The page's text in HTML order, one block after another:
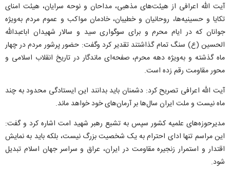
آیت الله اعرافی از هیئت‌های مذهبی، مداحان و نوحه سرایان، هیئت امنای
تکایا و حسینیه‌ها، روحانیان و خطیبان، خادمان مواکب و عموم مردم به‌ویژه
جوانان که در ایام محرم و برای سوگواری سید و سالار شهیدان اباعبدالله
الحسین (ع) سنگ تمام گذاشتند تقدیر کرد وگفت: حضور پرشور مردم در چهار
ماه گذشته و به‌ویژه دهه محرم، صفحه‌ای ماندگار در تاریخ انقلاب اسلامی و
محور مقاومت رقم زده است.
آیت الله اعرافی تصریح کرد: دشمنان باید بدانند این ایستادگی محدود به چند
ماه نیست و ملت ایران سال‌ها بر آرمان‌های خود خواهد ماند.
مدیرحوزه‌های علمیه کشور سپس به تشیع رهبر شهید امت اشاره کرد و گفت:
این مراسم تنها ادای احترام به یک شخصیت بزرگ نیست، بلکه باید به نمایش
اقتدار و استمرار زنجیره مقاومت در ایران، عراق و سراسر جهان اسلام تبدیل
شود.